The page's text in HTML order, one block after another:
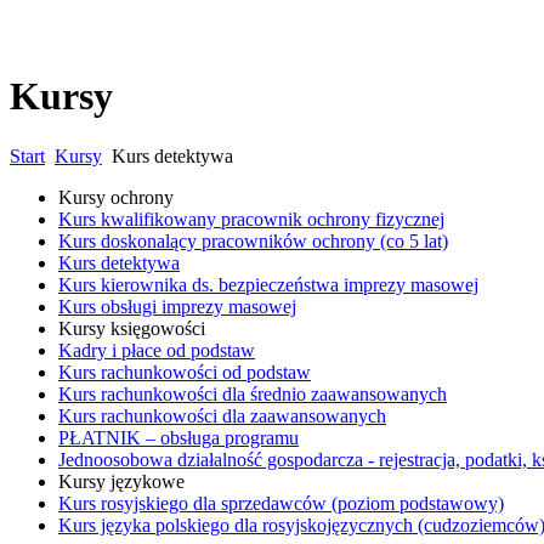
Kursy
Start Kursy Kurs detektywa
Kursy ochrony
Kurs kwalifikowany pracownik ochrony fizycznej
Kurs doskonalący pracowników ochrony (co 5 lat)
Kurs detektywa
Kurs kierownika ds. bezpieczeństwa imprezy masowej
Kurs obsługi imprezy masowej
Kursy księgowości
Kadry i płace od podstaw
Kurs rachunkowości od podstaw
Kurs rachunkowości dla średnio zaawansowanych
Kurs rachunkowości dla zaawansowanych
PŁATNIK – obsługa programu
Jednoosobowa działalność gospodarcza - rejestracja,
Kursy językowe
Kurs rosyjskiego dla sprzedawców (poziom podstawowy)
Kurs języka polskiego dla rosyjskojęzycznych (cudzoziemców)